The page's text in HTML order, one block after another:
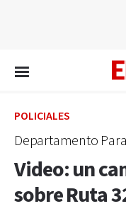
POLICIALES
Departamento
Video: un
sobre Ruta